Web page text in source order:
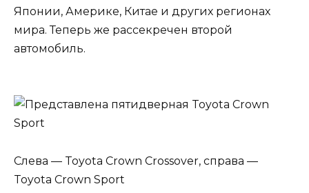
Японии, Америке, Китае и других регионах
мира. Теперь же рассекречен второй
автомобиль.
Слева — Toyota Crown Crossover, справа —
Toyota Crown Sport